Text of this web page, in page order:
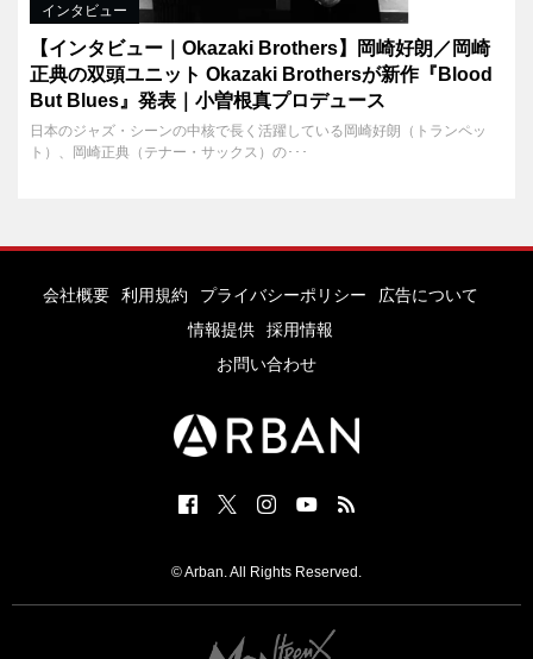
インタビュー
【インタビュー｜Okazaki Brothers】岡崎好朗／岡崎
正典の双頭ユニット Okazaki Brothersが新作『Blood
But Blues』発表｜小曽根真プロデュース
日本のジャズ・シーンの中核で長く活躍している岡崎好朗（トランペッ
ト）、岡崎正典（テナー・サックス）の･･･
会社概要 利用規約 プライバシーポリシー
広告について
情報提供
採用情報
お問い合わせ
© Arban. All Rights Reserved.